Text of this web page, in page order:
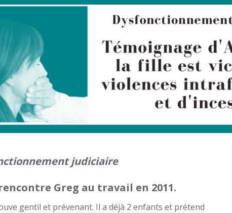
judiciaire
Greg au travail en 2011.
gentil et prévenant. Il a déjà 2 enfants et prétend